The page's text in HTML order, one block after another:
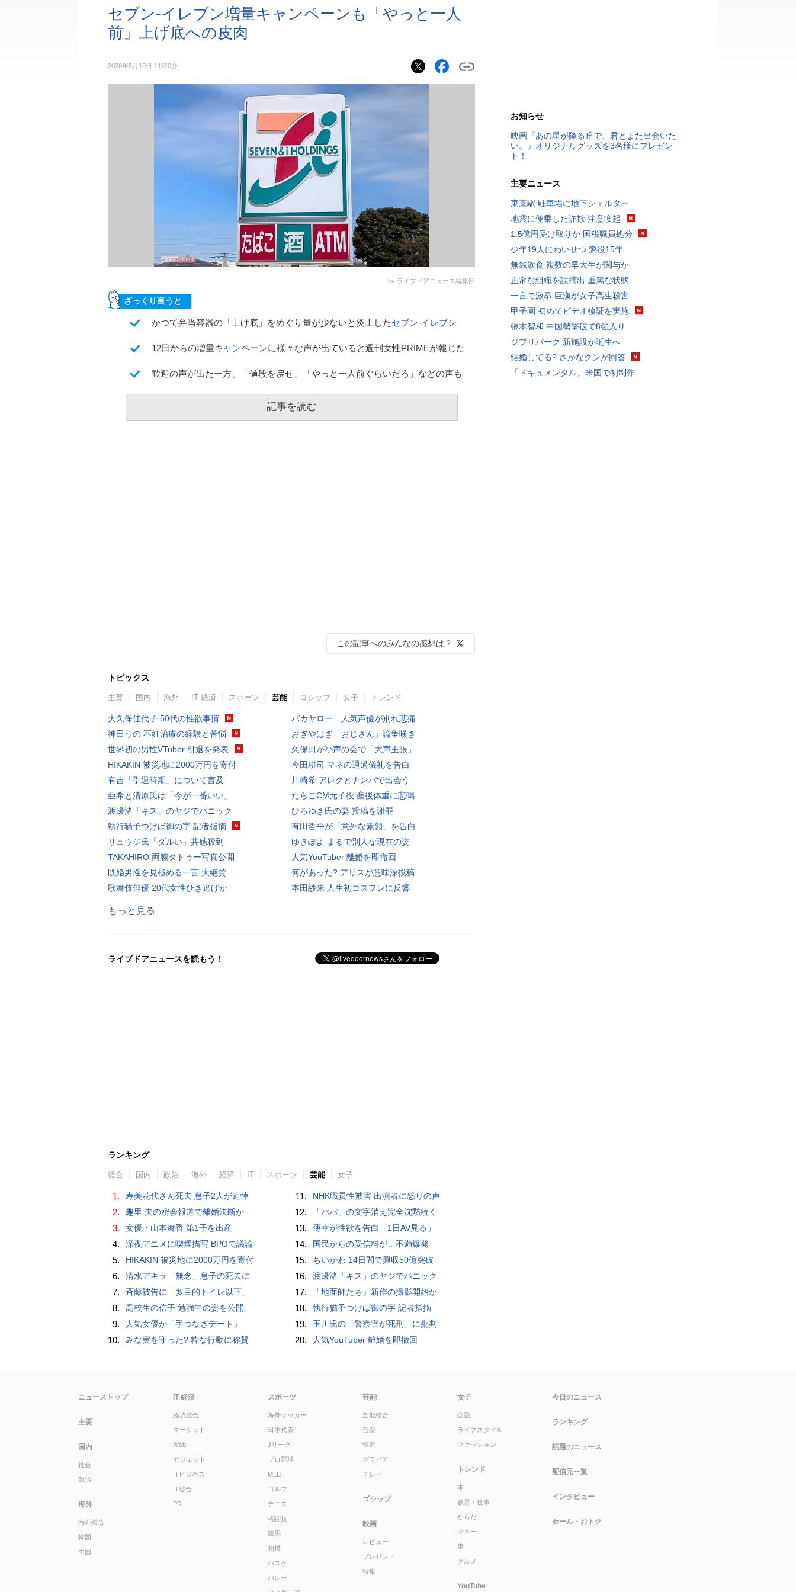
セブン-イレブン増量キャンペーンも「やっと一人
前」上げ底への皮肉
2026年5月10日 11時0分
by ライブドアニュース編集部
ざっくり言うと
かつて弁当容器の「上げ底」をめぐり量が少ないと炎上したセブン-イレブン
12日からの増量キャンペーンに様々な声が出ていると週刊女性PRIMEが報じた
歓迎の声が出た一方、「値段を戻せ」「やっと一人前ぐらいだろ」などの声も
記事を読む
この記事へのみんなの感想は？
トピックス
主要 国内 海外 IT 経済 スポーツ 芸能 ゴシップ 女子 トレンド
大久保佳代子 50代の性欲事情
神田うの 不妊治療の経験と苦悩
世界初の男性VTuber 引退を発表
HIKAKIN 被災地に2000万円を寄付
有吉「引退時期」について言及
亜希と清原氏は「今が一番いい」
渡邊渚「キス」のヤジでパニック
執行猶予つけば御の字 記者指摘
リュウジ氏「ダルい」共感殺到
TAKAHIRO 両腕タトゥー写真公開
既婚男性を見極める一言 大絶賛
歌舞伎俳優 20代女性ひき逃げか
バカヤロー…人気声優が別れ悲痛
おぎやはぎ「おじさん」論争嘆き
久保田が小声の会で「大声主張」
今田耕司 マネの通過儀礼を告白
川崎希 アレクとナンパで出会う
たらこCM元子役 産後体重に悲鳴
ひろゆき氏の妻 投稿を謝罪
有田哲平が「意外な素顔」を告白
ゆきぽよ まるで別人な現在の姿
人気YouTuber 離婚を即撤回
何があった? アリスが意味深投稿
本田紗来 人生初コスプレに反響
もっと見る
ライブドアニュースを読もう！
ランキング
総合 国内 政治 海外 経済 IT スポーツ 芸能 女子
1. 寿美花代さん死去 息子2人が追悼
2. 趣里 夫の密会報道で離婚決断か
3. 女優・山本舞香 第1子を出産
4. 深夜アニメに喫煙描写 BPOで議論
5. HIKAKIN 被災地に2000万円を寄付
6. 清水アキラ「無念」息子の死去に
7. 斉藤被告に「多目的トイレ以下」
8. 高校生の信子 勉強中の姿を公開
9. 人気女優が「手つなぎデート」
10. みな実を守った? 粋な行動に称賛
11. NHK職員性被害 出演者に怒りの声
12. 「パパ」の文字消え完全沈黙続く
13. 薄幸が性欲を告白「1日AV見る」
14. 国民からの受信料が…不満爆発
15. ちいかわ 14日間で興収50億突破
16. 渡邊渚「キス」のヤジでパニック
17. 「地面師たち」新作の撮影開始か
18. 執行猶予つけば御の字 記者指摘
19. 玉川氏の「警察官が死刑」に批判
20. 人気YouTuber 離婚を即撤回
お知らせ
映画『あの星が降る丘で、君とまた出会いた
い。』オリジナルグッズを3名様にプレゼン
ト！
主要ニュース
東京駅 駐車場に地下シェルター
地震に便乗した詐欺 注意喚起
1.5億円受け取りか 国税職員処分
少年19人にわいせつ 懲役15年
無銭飲食 複数の早大生が関与か
正常な組織を誤摘出 重篤な状態
一言で激昂 巨漢が女子高生殺害
甲子園 初めてビデオ検証を実施
張本智和 中国勢撃破で8強入り
ジブリパーク 新施設が誕生へ
結婚してる? さかなクンが回答
「ドキュメンタル」米国で初制作
ニューストップ
主要
国内
社会
政治
海外
海外総合
韓国
中国
IT 経済
経済総合
マーケット
Web
ガジェット
ITビジネス
IT総合
PR
スポーツ
海外サッカー
日本代表
Jリーグ
プロ野球
MLB
ゴルフ
テニス
格闘技
競馬
相撲
バスケ
バレー
芸能
芸能総合
音楽
韓流
グラビア
テレビ
ゴシップ
映画
レビュー
プレゼント
特集
女子
恋愛
ライフスタイル
ファッション
トレンド
本
教育・仕事
からだ
マネー
車
グルメ
YouTube
今日のニュース
ランキング
話題のニュース
配信元一覧
インタビュー
セール・おトク